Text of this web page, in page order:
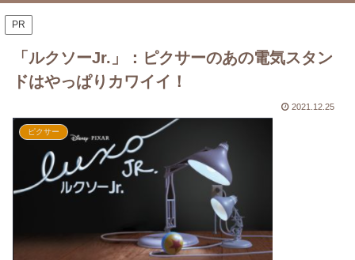
PR
「ルクソーJr.」：ピクサーのあの電気スタン
ドはやっぱりカワイイ！
2021.12.25
ピクサー